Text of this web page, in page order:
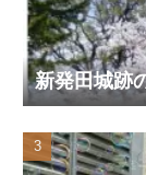
新発田城跡